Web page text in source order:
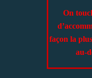
On
façon la
au-